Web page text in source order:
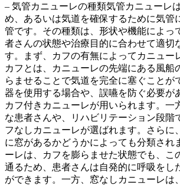
– 気管カニューレの種類気管カニューレ
め、あるいは気道を確保するために気管
管です。その種類は、形状や機能によっ
者さんの状態や治療目的に合わせて適切
す。まず、カフの有無によってカニュー
カフとは、カニューレの先端にある風船
らませることで気道を完全に塞ぐことが
器を使用する場合や、誤嚥を防ぐ必要が
カフ付きカニューレが用いられます。一
な患者さんや、リハビリテーション段階
フなしカニューレが選ばれます。さらに
に窓があるかどうかによっても分類され
ーレは、カフを膨らませた状態でも、こ
通るため、患者さんは自発的に呼吸をし
ができます。一方、窓なしカニューレは